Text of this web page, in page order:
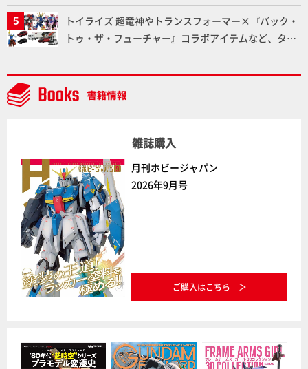
劇中どおりのプロポーションを再現【機動戦士Zガン
ダム】
トイライズ 超竜神やトランスフォーマー×『バック・
トゥ・ザ・フューチャー』コラボアイテムなど、タカ
NEWITEM】
雑誌購入
月刊ホビージャパン
2026年9月号
ご購入はこちら